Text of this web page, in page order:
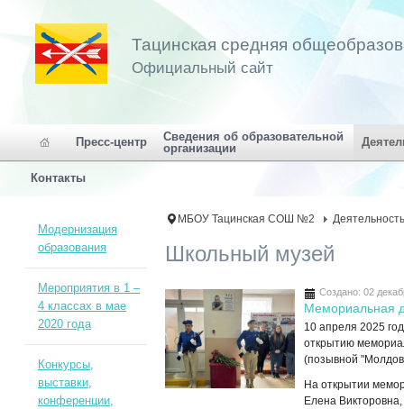
Тацинская средняя
Официальный сайт
Пресс-центр
Сведения об образовательной
организации
Контакты
МБОУ Тацинская СОШ №2
Школьный музей
Создано: 02
Мемориальная
10 апреля 2025
открытию
(позывной
На открытии
Елена
Модернизация
образования
Мероприятия в 1 –
4 классах в мае
2020 года
Конкурсы,
выставки,
конференции,